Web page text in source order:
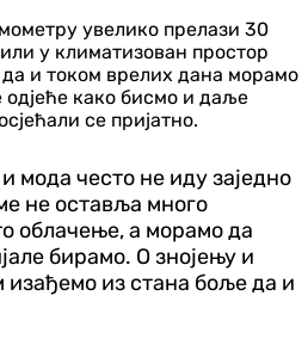
увелико прелази 30
у климатизован простор
да и током врелих дана морамо
како бисмо и даље
се пријатно.
мода често не иду заједно
не оставља много
облачење, а морамо да
бирамо. О знојењу и
из стана боље да и